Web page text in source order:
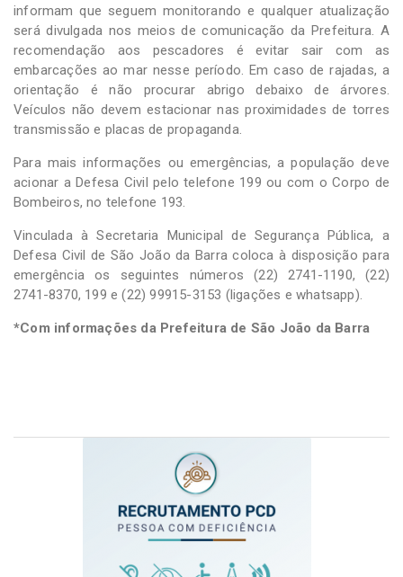
informam que seguem monitorando e qualquer atualização
será divulgada nos meios de comunicação da Prefeitura. A
recomendação aos pescadores é evitar sair com as
embarcações ao mar nesse período. Em caso de rajadas, a
orientação é não procurar abrigo debaixo de árvores.
Veículos não devem estacionar nas proximidades de torres
transmissão e placas de propaganda.
Para mais informações ou emergências, a população deve
acionar a Defesa Civil pelo telefone 199 ou com o Corpo de
Bombeiros, no telefone 193.
Vinculada à Secretaria Municipal de Segurança Pública, a
Defesa Civil de São João da Barra coloca à disposição para
emergência os seguintes números (22) 2741-1190, (22)
2741-8370, 199 e (22) 99915-3153 (ligações e whatsapp).
*Com informações da Prefeitura de São João da Barra